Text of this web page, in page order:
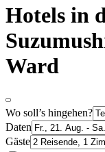
Hotels in
Ward
Wo soll’s hingehen?
Daten
Gäste